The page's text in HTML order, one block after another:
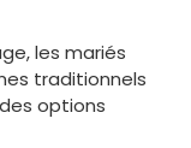
les mariés
traditionnels
options